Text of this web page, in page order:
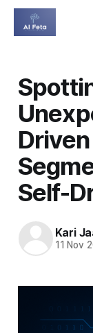
Self-
Kari
11 Nov